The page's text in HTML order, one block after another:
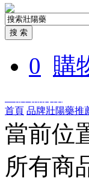
0 購
首頁 品牌壯陽藥推
當前位
所有商